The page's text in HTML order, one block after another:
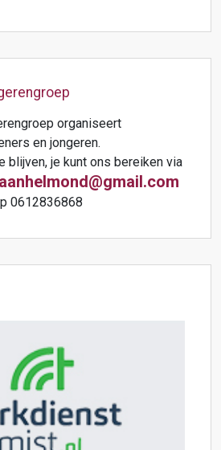
organiseert
en jongeren.
blijven, je kunt ons bereiken via
0612836868